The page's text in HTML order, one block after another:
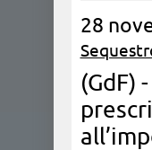
28
(GdF)